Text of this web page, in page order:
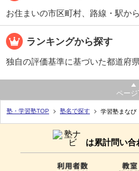
お住まいの市区町村、路線・駅か
ランキングから探す
独自の評価基準に基づいた都道府
ページ
塾・学習塾TOP 塾名で探す 学習塾まなび
は累計問い合